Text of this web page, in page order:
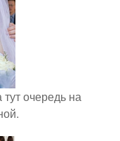
очередь на